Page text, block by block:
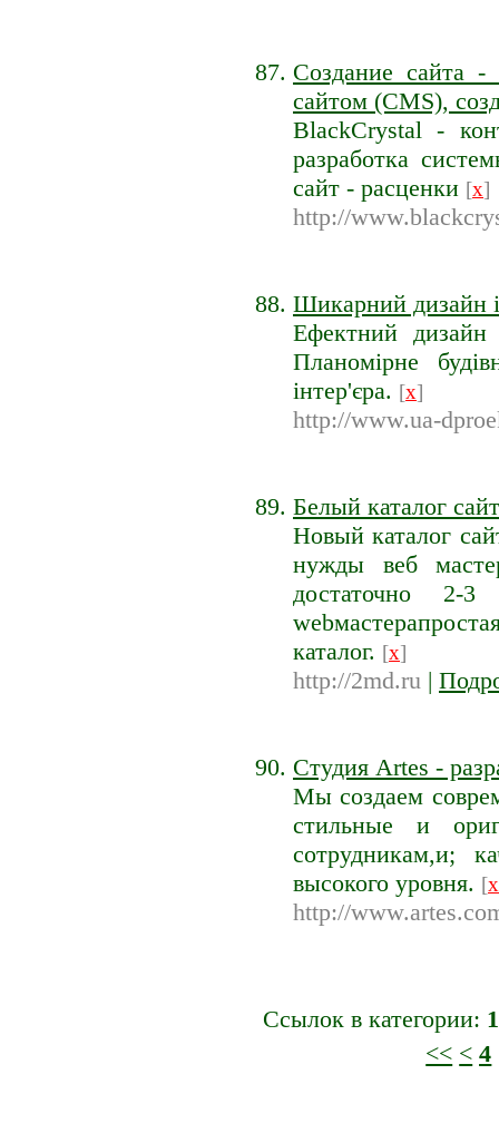
Cоздание сайта -
сайтом (CMS),
BlackCrystal -
разработка
сайт - расценки [x]
http://
Шикарний дизайн
Ефектний дизайн
Планомірне
інтер'єра. [x]
http://www.ua-
Белый каталог
Новый каталог
нужды веб
достаточно 2-
каталог. [x]
http://2md.ru |
Студия Artes -
Мы создаем
стильные и
сотрудникам,и;
высокого уровня. [x
http://
Ссылок в категории:
<< < 4